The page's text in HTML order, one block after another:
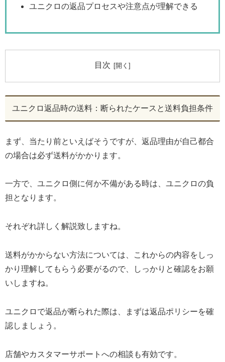
ユニクロの返品プロセスや注意点が理解できる
目次
ユニクロ返品時の送料：断られたケースと送料負担条件
まず、当たり前といえばそうですが、返品理由が自己都合
の場合は必ず送料がかかります。
一方で、ユニクロ側に何か不備がある時は、ユニクロの負
担となります。
それぞれ詳しく解説致しますね。
送料がかからない方法については、これからの内容をしっ
かり理解してもらう必要がるので、しっかりと確認をお願
いしますね。
ユニクロで返品が断られた際は、まずは返品ポリシーを確
認しましょう。
店舗やカスタマーサポートへの相談も有効です。